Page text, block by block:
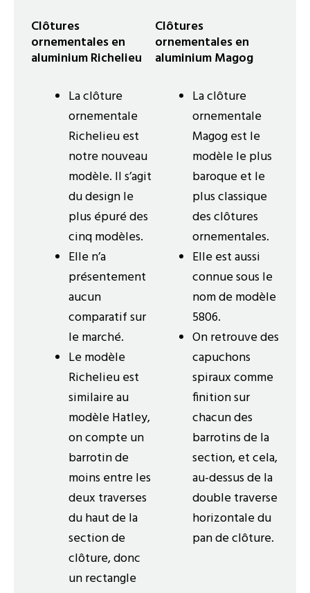
Clôtures
ornementales en
aluminium Richelieu
La clôture
ornementale
Richelieu est
notre nouveau
modèle. Il s’agit
du design le
plus épuré des
cinq modèles.
Elle n’a
présentement
aucun
comparatif sur
le marché.
Le modèle
Richelieu est
similaire au
modèle Hatley,
on compte un
barrotin de
moins entre les
deux traverses
du haut de la
section de
clôture, donc
un rectangle
Clôtures
ornementales en
aluminium Magog
La clôture
ornementale
Magog est le
modèle le plus
baroque et le
plus classique
des clôtures
ornementales.
Elle est aussi
connue sous le
nom de modèle
5806.
On retrouve des
capuchons
spiraux comme
finition sur
chacun des
barrotins de la
section, et cela,
au-dessus de la
double traverse
horizontale du
pan de clôture.